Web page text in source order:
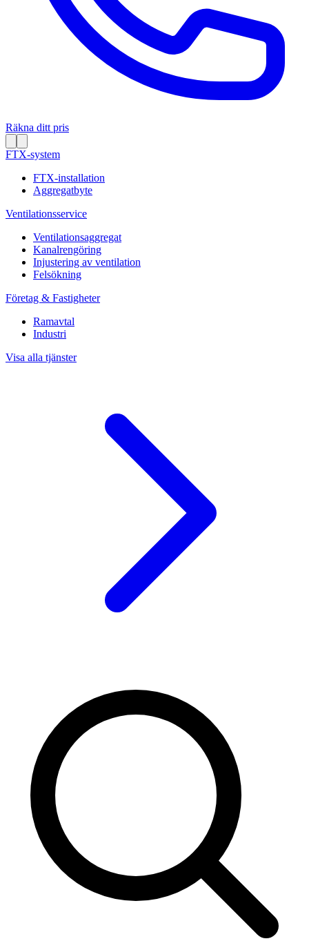
Räkna ditt pris
FTX-system
FTX-installation
Aggregatbyte
Ventilationsservice
Ventilationsaggregat
Kanalrengöring
Injustering av ventilation
Felsökning
Företag & Fastigheter
Ramavtal
Industri
Visa alla tjänster